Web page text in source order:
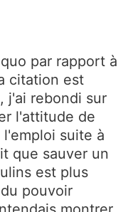
par rapport à
citation est
j'ai rebondi sur
l'attitude de
suite à
que sauver un
est plus
pouvoir